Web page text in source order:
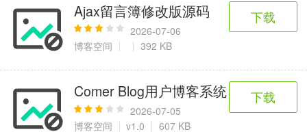
Ajax留言簿修改版源码
2026-07-06
博客空间
392 KB
下载
Comer Blog用户博客系统
2026-07-05
博客空间
v1.0 607 KB
下载